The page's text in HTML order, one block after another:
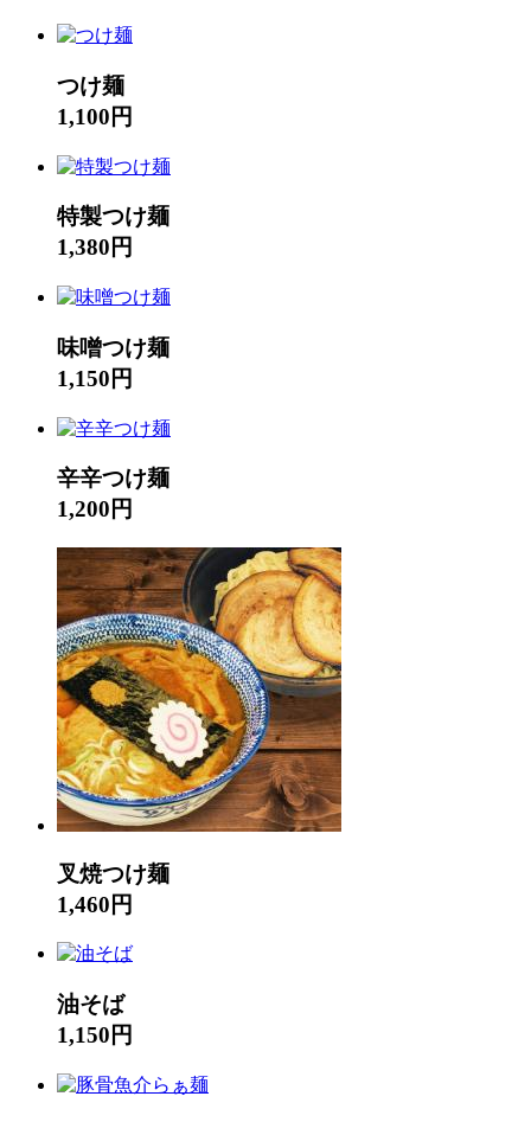
つけ麺
1,100円
特製つけ麺
1,380円
味噌つけ麺
1,150円
辛辛つけ麺
1,200円
叉焼つけ麺
1,460円
油そば
1,150円